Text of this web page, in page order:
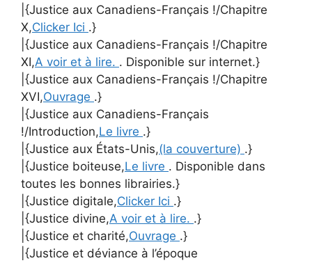
|{Justice aux Canadiens-Français !/Chapitre
X,Clicker Ici .}
|{Justice aux Canadiens-Français !/Chapitre
XI,A voir et à lire. . Disponible sur internet.}
|{Justice aux Canadiens-Français !/Chapitre
XVI,Ouvrage .}
|{Justice aux Canadiens-Français
!/Introduction,Le livre .}
|{Justice aux États-Unis,(la couverture) .}
|{Justice boiteuse,Le livre . Disponible dans
toutes les bonnes librairies.}
|{Justice digitale,Clicker Ici .}
|{Justice divine,A voir et à lire. .}
|{Justice et charité,Ouvrage .}
|{Justice et déviance à l’époque